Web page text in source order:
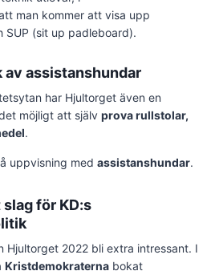
man kommer att visa upp
SUP (sit up padleboard).
assistanshundar
har Hjultorget även en
möjligt att själv prova rullstolar,
.
uppvisning med assistanshundar.
för KD:s
Hjultorget 2022 bli extra intressant. I
Kristdemokraterna bokat